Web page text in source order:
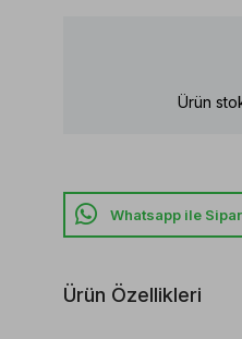
Ürün
Whatsapp ile
Ürün Özellikleri